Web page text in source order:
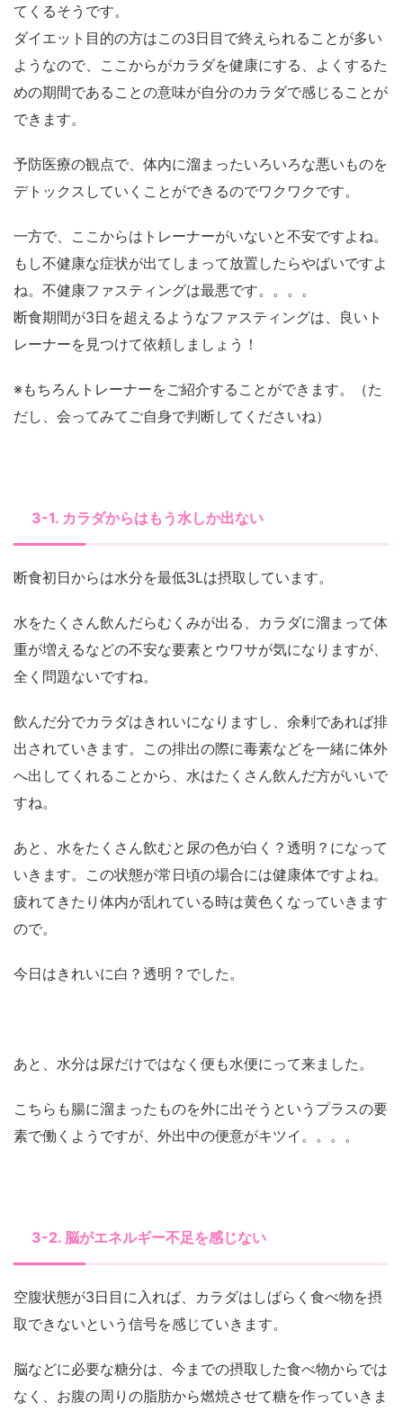
てくるそうです。
ダイエット目的の方はこの3日目で終えられることが多い
ようなので、ここからがカラダを健康にする、よくするた
めの期間であることの意味が自分のカラダで感じることが
できます。
予防医療の観点で、体内に溜まったいろいろな悪いものを
デトックスしていくことができるのでワクワクです。
一方で、ここからはトレーナーがいないと不安ですよね。
もし不健康な症状が出てしまって放置したらやばいですよ
ね。不健康ファスティングは最悪です。。。。
断食期間が3日を超えるようなファスティングは、良いト
レーナーを見つけて依頼しましょう！
※もちろんトレーナーをご紹介することができます。（た
だし、会ってみてご自身で判断してくださいね）
3-1. カラダからはもう水しか出ない
断食初日からは水分を最低3Lは摂取しています。
水をたくさん飲んだらむくみが出る、カラダに溜まって体
重が増えるなどの不安な要素とウワサが気になりますが、
全く問題ないですね。
飲んだ分でカラダはきれいになりますし、余剰であれば排
出されていきます。この排出の際に毒素などを一緒に体外
へ出してくれることから、水はたくさん飲んだ方がいいで
すね。
あと、水をたくさん飲むと尿の色が白く？透明？になって
いきます。この状態が常日頃の場合には健康体ですよね。
疲れてきたり体内が乱れている時は黄色くなっていきます
ので。
今日はきれいに白？透明？でした。
あと、水分は尿だけではなく便も水便にって来ました。
こちらも腸に溜まったものを外に出そうというプラスの要
素で働くようですが、外出中の便意がキツイ。。。。
3-2. 脳がエネルギー不足を感じない
空腹状態が3日目に入れば、カラダはしばらく食べ物を摂
取できないという信号を感じていきます。
脳などに必要な糖分は、今までの摂取した食べ物からでは
なく、お腹の周りの脂肪から燃焼させて糖を作っていきま